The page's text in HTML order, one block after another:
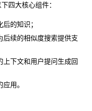
四大核心组件：
的知识；
后续的相似度搜索提供支
下文和用户提问生成回
用。